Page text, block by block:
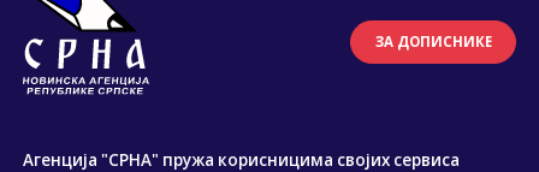
ЗА ДОПИСНИКЕ
Агенција "СРНА" пружа корисницима својих сервиса